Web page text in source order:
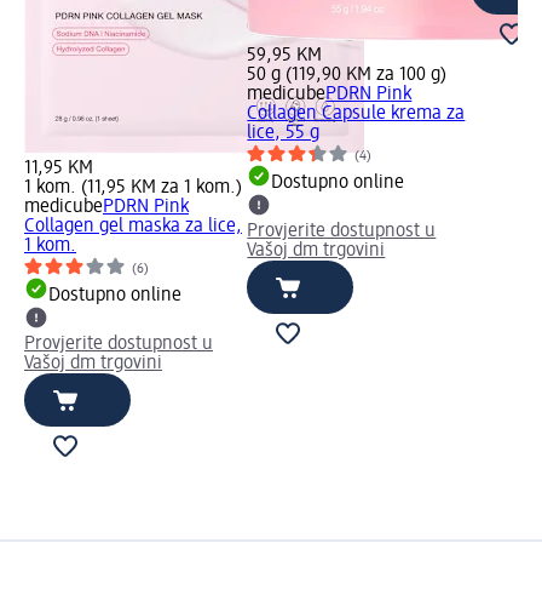
11,95 KM
1 kom. (11,95 KM za 1 kom.)
medicubePDRN Pink
Collagen gel maska za lice,
1 kom.
(6)
Dostupno online
Provjerite dostupnost u
Vašoj dm trgovini
59,95 KM
50 g (119,90 KM za 100 g)
medicubePDRN Pink
Collagen Capsule krema za
lice, 55 g
(4)
Dostupno online
Provjerite dostupnost u
Vašoj dm trgovini